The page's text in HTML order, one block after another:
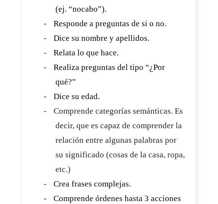
(ej. “nocabo”).
-
Responde a preguntas de si o no.
-
Dice su nombre y apellidos.
-
Relata lo que hace.
-
Realiza preguntas del tipo “¿Por
qué?”
-
Dice su edad.
-
Comprende categorías semánticas. Es
decir, que es capaz de comprender la
relación entre algunas palabras por
su significado (cosas de la casa, ropa,
etc.)
-
Crea frases complejas.
-
Comprende órdenes hasta 3 acciones